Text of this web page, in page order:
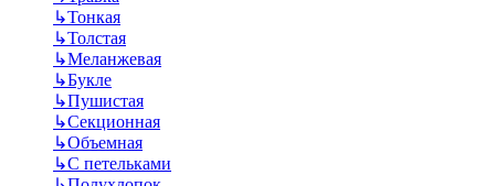
↳Тонкая
↳Толстая
↳Меланжевая
↳Букле
↳Пушистая
↳Секционная
↳Объемная
↳С петельками